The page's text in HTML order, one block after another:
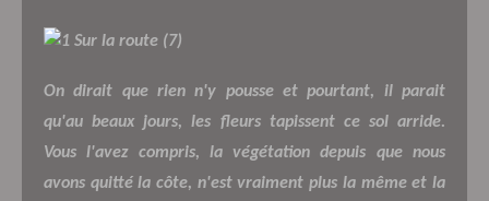
On dirait que rien n'y pousse et pourtant, il parait
qu'au beaux jours, les fleurs tapissent ce sol arride.
Vous l'avez compris, la végétation depuis que nous
avons quitté la côte, n'est vraiment plus la même et la